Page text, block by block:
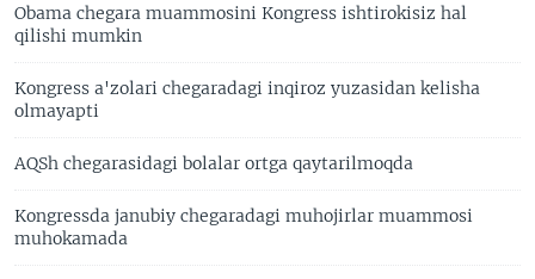
Obama chegara muammosini Kongress ishtirokisiz hal
qilishi mumkin
Kongress a'zolari chegaradagi inqiroz yuzasidan kelisha
olmayapti
AQSh chegarasidagi bolalar ortga qaytarilmoqda
Kongressda janubiy chegaradagi muhojirlar muammosi
muhokamada